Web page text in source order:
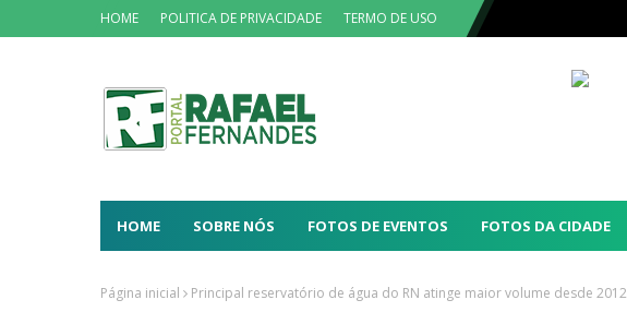
HOME POLITICA DE PRIVACIDADE TERMO DE USO
HOME SOBRE NÓS FOTOS DE EVENTOS FOTOS DA CIDADE
Página inicial Principal reservatório de água do RN atinge maior volume desde 2012